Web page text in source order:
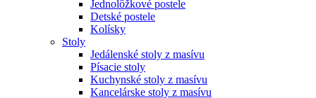
Jednolôžkové postele
Detské postele
Kolísky
Stoly
Jedálenské stoly z masívu
Písacie stoly
Kuchynské stoly z masívu
Kancelárske stoly z masívu